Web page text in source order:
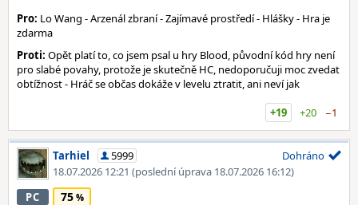
Pro: Lo Wang - Arzenál zbraní - Zajímavé prostředí - Hlášky - Hra je
zdarma
Proti: Opět platí to, co jsem psal u hry Blood, původní kód hry není
pro slabé povahy, protože je skutečně HC, nedoporučuji moc zvedat
obtížnost - Hráč se občas dokáže v levelu ztratit, ani neví jak
+19
+20 −1
Tarhiel
5999
18.07.2026 12:21 (poslední úprava 18.07.2026 16:12)
Dohráno
PC 75